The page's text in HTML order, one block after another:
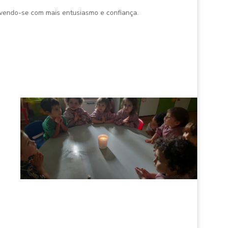
se com mais entusiasmo e confiança.